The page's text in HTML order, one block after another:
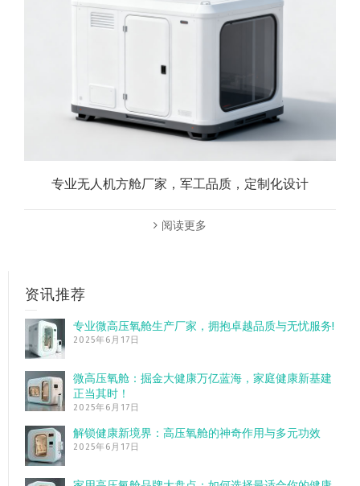
专业无人机方舱厂家，军工品质，定制化设计
阅读更多
资讯推荐
专业微高压氧舱生产厂家，拥抱卓越品质与无忧服务!
2025年6月17日
微高压氧舱：掘金大健康万亿蓝海，家庭健康新基建
正当其时！
2025年6月17日
解锁健康新境界：高压氧舱的神奇作用与多元功效
2025年6月17日